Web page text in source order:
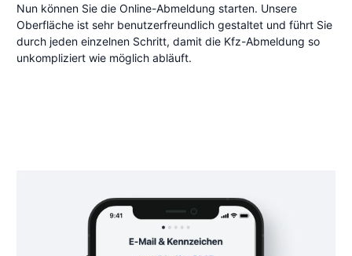
Nun können Sie die Online-Abmeldung starten. Unsere
Oberfläche ist sehr benutzerfreundlich gestaltet und führt Sie
durch jeden einzelnen Schritt, damit die Kfz-Abmeldung so
unkompliziert wie möglich abläuft.